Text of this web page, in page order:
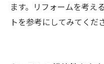
ます。リフォームを考え
トを参考にしてみてくだ